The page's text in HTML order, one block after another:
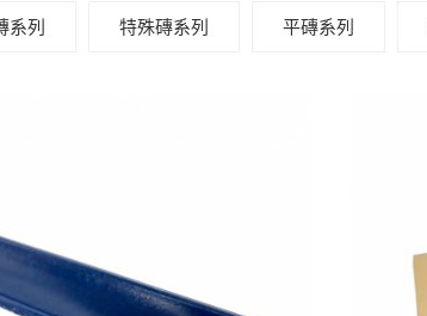
系列 特殊磚系列 平磚系列